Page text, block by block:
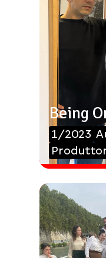
Being
1/2023